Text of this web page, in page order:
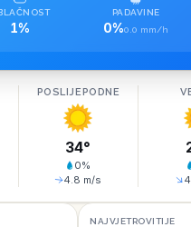
1%
PADAVINE
0%0.0 mm/h
POSLIJEPODNE
34°
0%
4.8 m/s
NAJVJETROVITIJE